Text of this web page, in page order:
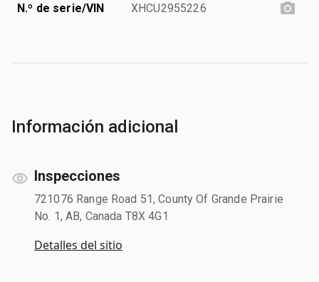
N.º de serie/VIN XHCU2955226
Información adicional
Inspecciones
721076 Range Road 51, County Of Grande Prairie
No. 1, AB, Canada T8X 4G1
Detalles del sitio